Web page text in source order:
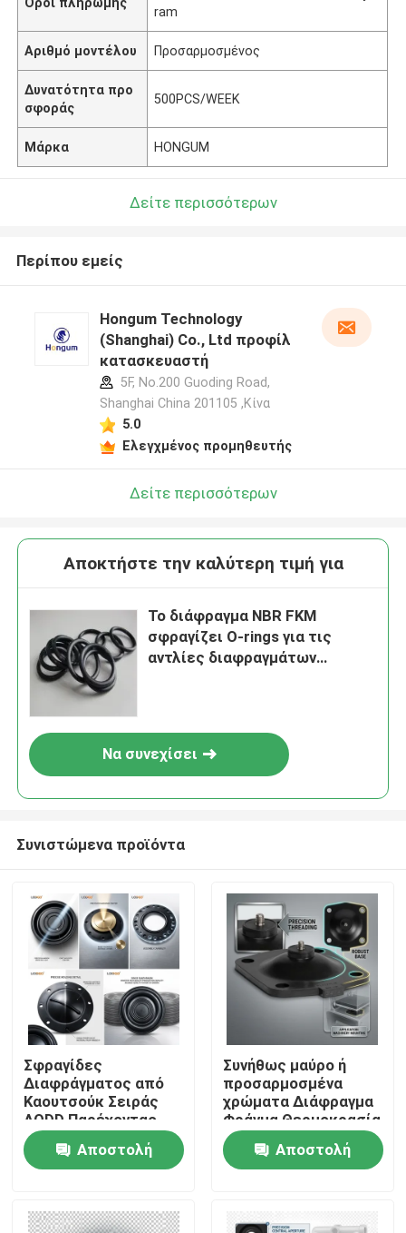
Σπίτι
Προϊόντα
Σχετικά με εμάς
ram
Αριθμό μοντέλου Προσαρμοσμένος
Δυνατότητα προ
σφοράς
500PCS/WEEK
Μάρκα HONGUM
Δείτε περισσότερων
Περίπου εμείς
Hongum Technology
(Shanghai) Co., Ltd προφίλ
κατασκευαστή
5F, No.200 Guoding Road,
Shanghai China 201105 ,Κίνα
5.0
Ελεγχμένος προμηθευτής
Δείτε περισσότερων
Αποκτήστε την καλύτερη τιμή για
Το διάφραγμα NBR FKM
σφραγίζει O-rings για τις
αντλίες διαφραγμάτων
Να συνεχίσει
Συνιστώμενα προϊόντα
Σφραγίδες
Διαφράγματος από
Καουτσούκ Σειράς
AODD Παρέχοντας
Χαμηλή Συντήρηση
και Σταθερή Ανοχή
±0.02mm για
Λειτουργίες
Αποστολή
Συνήθως μαύρο ή
προσαρμοσμένα
χρώματα Διάφραγμα
Φράγμα Θερμοκρασία
σύμφωνα με το υλικό
Στοιχείο
στεγανοποίησης
περιβάλλοντα
Αποστολή